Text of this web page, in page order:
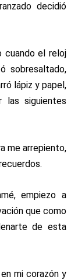
decidió
cuando el reloj
sobresaltado,
lápiz y papel,
las siguientes
me arrepiento,
empiezo a
que como
de esta
mi corazón y